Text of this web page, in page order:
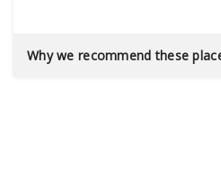
Why we recommend these